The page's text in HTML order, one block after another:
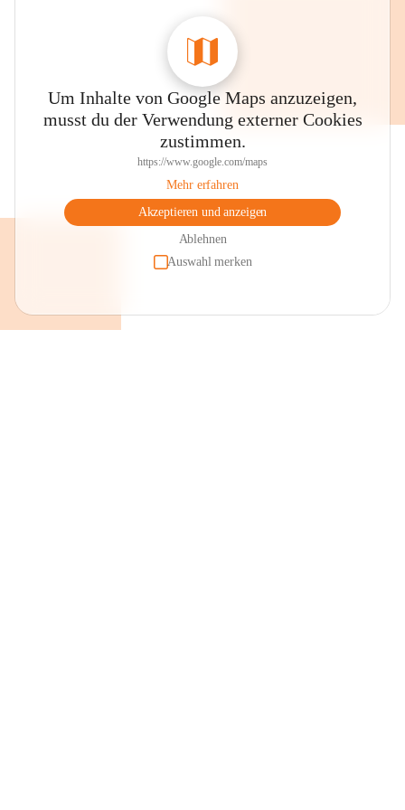
Um Inhalte von Google Maps anzuzeigen,
musst du der Verwendung externer Cookies
zustimmen.
https://www.google.com/maps
Mehr erfahren
Akzeptieren und anzeigen
Ablehnen
Auswahl merken